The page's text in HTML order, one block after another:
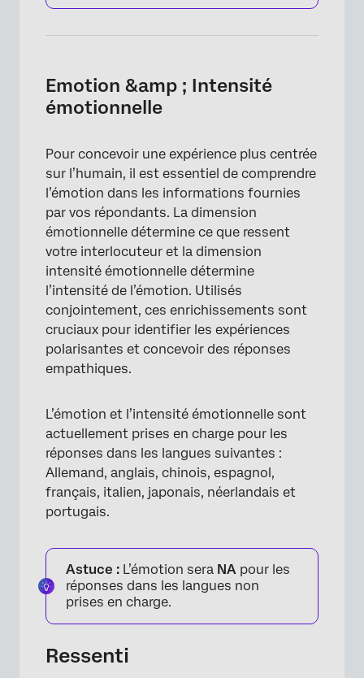
Emotion &amp ; Intensité
émotionnelle
Pour concevoir une expérience plus centrée
sur l’humain, il est essentiel de comprendre
l’émotion dans les informations fournies
par vos répondants. La dimension
émotionnelle détermine ce que ressent
votre interlocuteur et la dimension
intensité émotionnelle détermine
l’intensité de l’émotion. Utilisés
conjointement, ces enrichissements sont
cruciaux pour identifier les expériences
polarisantes et concevoir des réponses
empathiques.
L’émotion et l’intensité émotionnelle sont
actuellement prises en charge pour les
réponses dans les langues suivantes :
Allemand, anglais, chinois, espagnol,
français, italien, japonais, néerlandais et
portugais.
Astuce : L’émotion sera NA pour les
réponses dans les langues non
prises en charge.
Ressenti